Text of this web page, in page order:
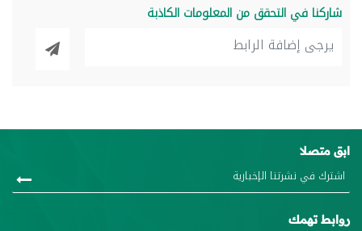
شاركنا في التحقق من المعلومات الكاذبة
ابق متصلا
روابط تهمك